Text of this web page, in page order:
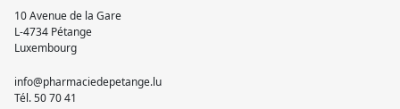
10 Avenue de la Gare
L-4734 Pétange
Luxembourg
info@pharmaciedepetange.lu
Tél.50 70 41